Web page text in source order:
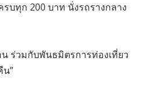
บทุก 200 บาท นั่งรถรางกลาง
ร่วมกับพันธมิตรการท่องเที่ยว
น”